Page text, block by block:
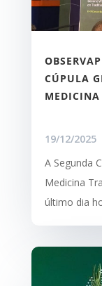
CÚPULA
19/12/2025
A Segunda
Medicina
último dia